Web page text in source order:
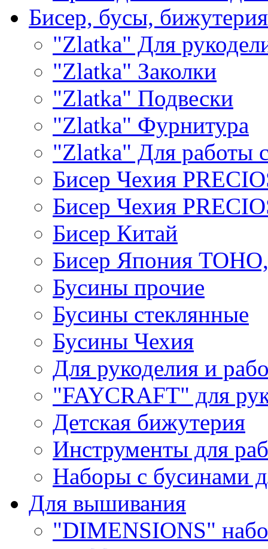
Бисер, бусы, бижутерия
"Zlatka" Для
"Zlatka" Заколки
"Zlatka" Подвески
"Zlatka" Фурнитура
"Zlatka" Для работы
Бисер Чехия
Бисер Чехия
Бисер Китай
Бисер Япония
Бусины прочие
Бусины стеклянные
Бусины Чехия
Для рукоделия и
"FAYCRAFT" для
Детская бижутерия
Инструменты для
Наборы с бусинами
Для вышивания
"DIMENSIONS"